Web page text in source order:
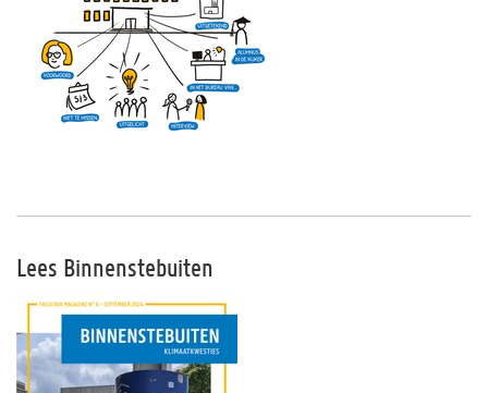
Lees Binnenstebuiten